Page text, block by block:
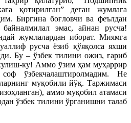
қотирилган” деган жумлага
Биргина боғловчи ва феълдан
эмас, айнан русча!
жумлалардан иборат. Миямга
русча ёзиб қўяқолса яхши
Бу – ўзбек тилини ожиз, ғариб
ку! Аммо ўзим ҳам муҳаррир
ўзбекчалаштиролмадим. Не
муқобили йўқ. Таржимаси
аммо муқобил атамаси
ўзбек тилини ўрганишни талаб